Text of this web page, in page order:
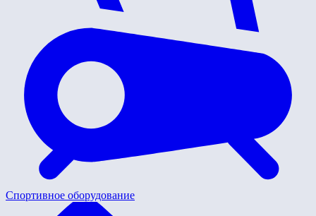
Спортивное оборудование